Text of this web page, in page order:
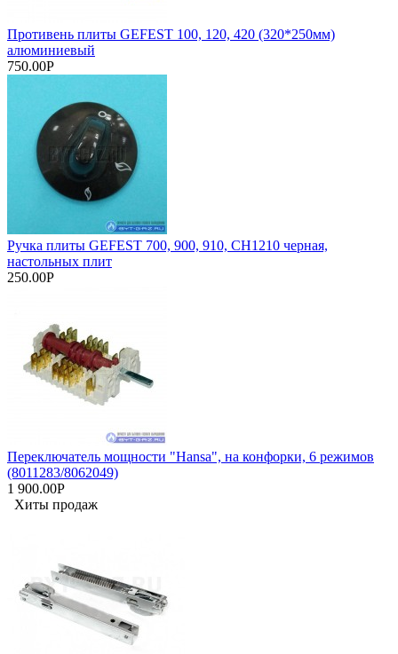
Противень плиты GEFEST 100, 120, 420 (320*250мм)
алюминиевый
750.00Р
Ручка плиты GEFEST 700, 900, 910, СН1210 черная,
настольных плит
250.00Р
Переключатель мощности "Hansa", на конфорки, 6 режимов
(8011283/8062049)
1 900.00Р
Хиты продаж